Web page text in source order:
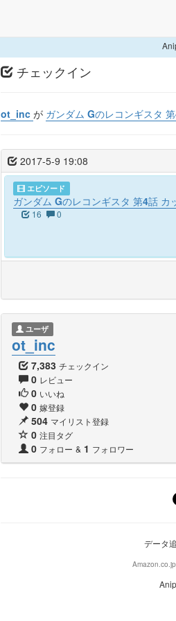
チェックイン
ot_inc が ガンダム Gのレコンギスタ
2017-5-9 19:08
エピソード
ガンダム Gのレコンギスタ 第4話 カ
16 0
ユーザ
ot_inc
7,383 チェックイン
0 レビュー
0 いいね
0 嫁登録
504 マイリスト登録
0 注目タグ
0 フォロー & 1 フォロワー
データ